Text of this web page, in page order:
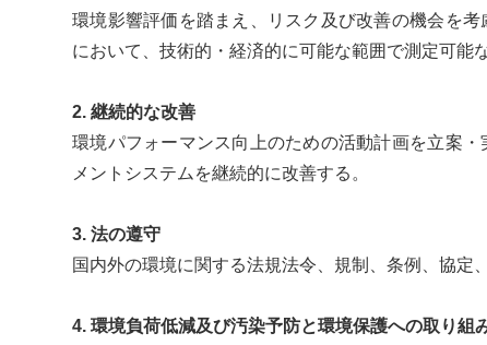
環境影響評価を踏まえ、リスク及び改善の機会を
において、技術的・経済的に可能な範囲で測定可能
2. 継続的な改善
環境パフォーマンス向上のための活動計画を立案
メントシステムを継続的に改善する。
3. 法の遵守
国内外の環境に関する法規法令、規制、条例、協定
4. 環境負荷低減及び汚染予防と環境保護への取り組